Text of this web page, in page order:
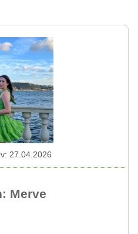
Merve
27.04.2026